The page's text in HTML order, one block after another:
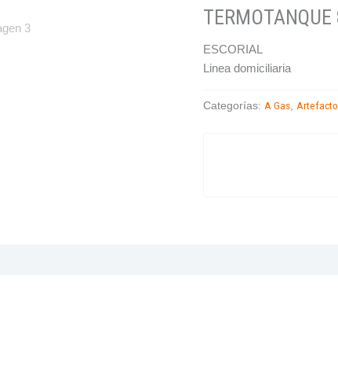
ESCORIAL
Linea domiciliaria
Categorías: A Gas